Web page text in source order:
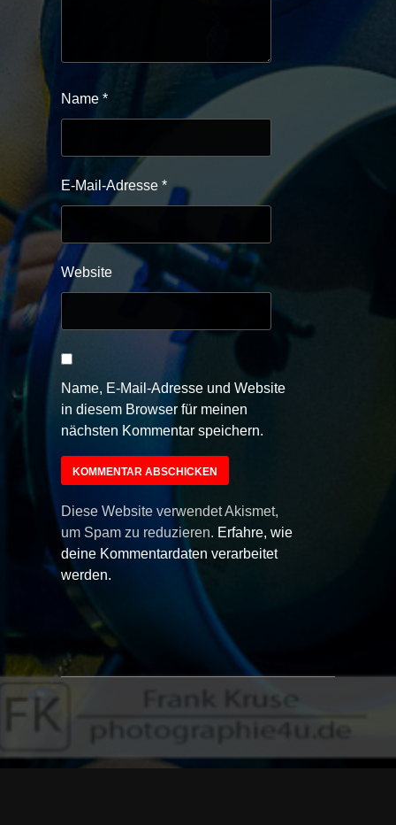
Name *
E-Mail-Adresse *
Website
Name, E-Mail-Adresse und Website
in diesem Browser für meinen
nächsten Kommentar speichern.
Diese Website verwendet Akismet,
um Spam zu reduzieren. Erfahre, wie
deine Kommentardaten verarbeitet
werden.